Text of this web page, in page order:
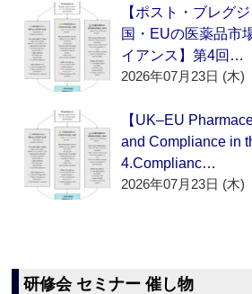
【ポスト・ブレグ
国・EUの医薬品市
イアンス】第4回…
2026年07月23日 (木)
【UK–EU
and Compliance in
4.Complianc…
2026年07月23日 (木)
研修会 セミナー 催し物